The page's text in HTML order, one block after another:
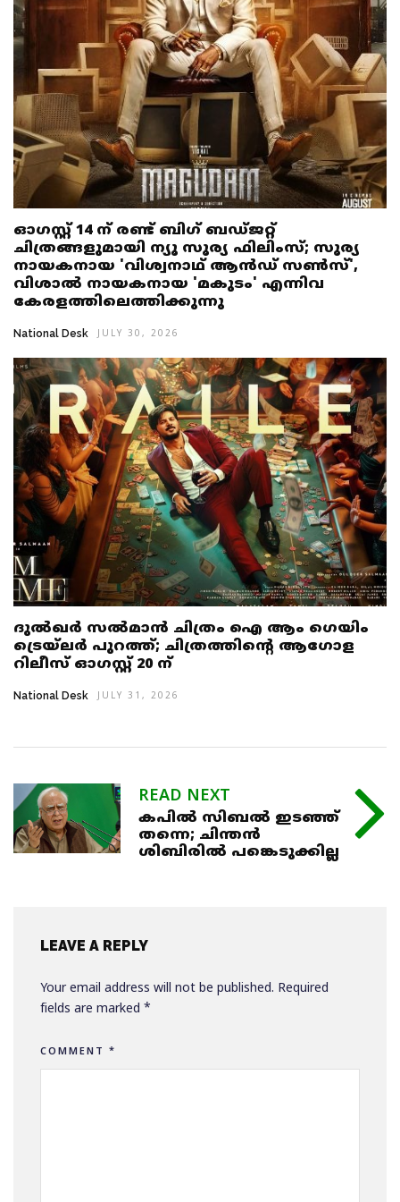
ഓഗസ്റ്റ് 14 ന് രണ്ട് ബിഗ് ബഡ്ജറ്റ്
ചിത്രങ്ങളുമായി ന്യൂ സൂര്യ ഫിലിംസ്; സൂര്യ
നായകനായ 'വിശ്വനാഥ് ആൻഡ് സൺസ്',
വിശാൽ നായകനായ 'മകുടം' എന്നിവ
കേരളത്തിലെത്തിക്കുന്നു
National Desk JULY 30, 2026
ദുൽഖർ സൽമാൻ ചിത്രം ഐ ആം ഗെയിം
ട്രെയ്‌ലർ പുറത്ത്; ചിത്രത്തിൻ്റെ ആഗോള
റിലീസ് ഓഗസ്റ്റ് 20 ന്
National Desk JULY 31, 2026
READ NEXT
കപിൽ സിബൽ ഇടഞ്ഞ്
തന്നെ; ചിന്തൻ
ശിബിരിൽ പങ്കെടുക്കില്ല
LEAVE A REPLY
Your email address will not be published. Required
fields are marked *
COMMENT *